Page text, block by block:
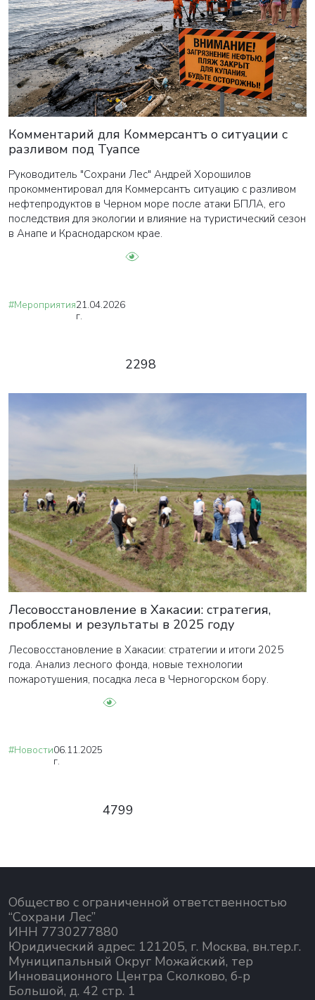
Комментарий для Коммерсантъ о ситуации с
разливом под Туапсе
Руководитель "Сохрани Лес" Андрей Хорошилов
прокомментировал для Коммерсантъ ситуацию с разливом
нефтепродуктов в Черном море после атаки БПЛА, его
последствия для экологии и влияние на туристический сезон
в Анапе и Краснодарском крае.
#Мероприятия21.04.2026
г.
2298
Лесовосстановление в Хакасии: стратегия,
проблемы и результаты в 2025 году
Лесовосстановление в Хакасии: стратегии и итоги 2025
года. Анализ лесного фонда, новые технологии
пожаротушения, посадка леса в Черногорском бору.
#Новости06.11.2025
г.
4799
Общество с ограниченной ответственностью
“Сохрани Лес”
ИНН 7730277880
Юридический адрес: 121205, г. Москва, вн.тер.г.
Муниципальный Округ Можайский, тер
Инновационного Центра Сколково, б-р
Большой, д. 42 стр. 1